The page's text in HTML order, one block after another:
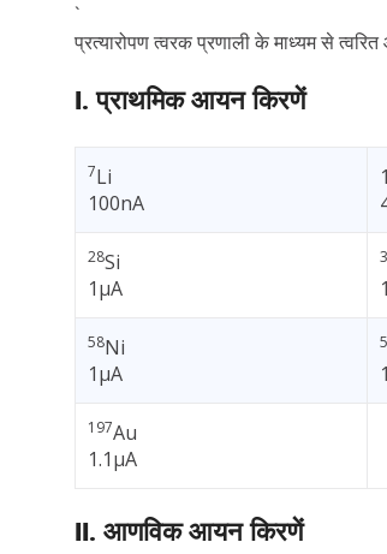
`
प्रत्यारोपण त्वरक प्रणाली के माध्यम से
I. प्राथमिक आयन किरणें
7Li
100nA
28Si
1µA
58Ni
1µA
197Au
1.1µA
II. आणविक आयन किरणें